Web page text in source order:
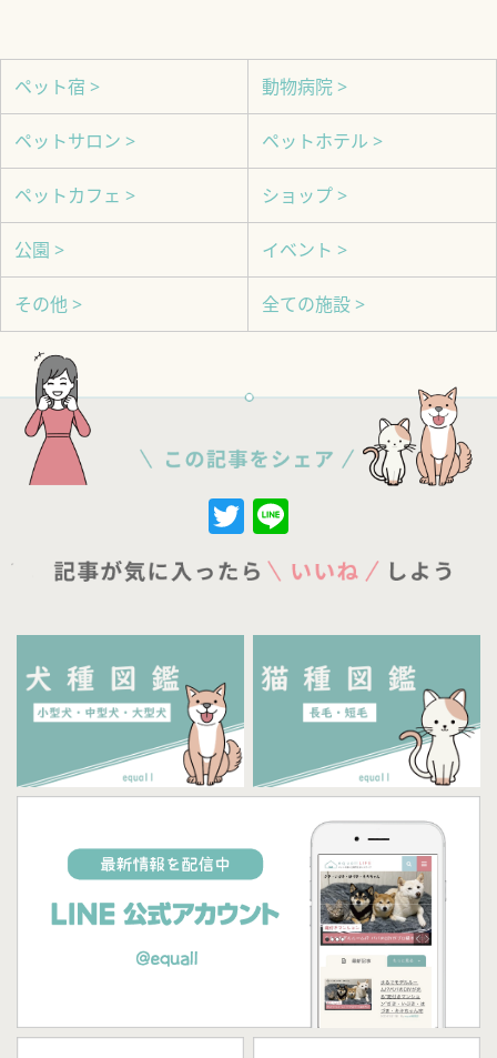
ペット宿 > 動物病院 >
ペットサロン > ペットホテル >
ペットカフェ > ショップ >
公園 > イベント >
その他 > 全ての施設 >
Twitter